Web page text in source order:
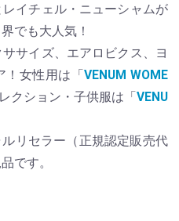
イチェル・ニューシャムが
でも大人気！
サイズ、エアロビクス、ヨ
！女性用は「VENUM WOME
クション・子供服は「VENU
リセラー（正規認定販売代
です。